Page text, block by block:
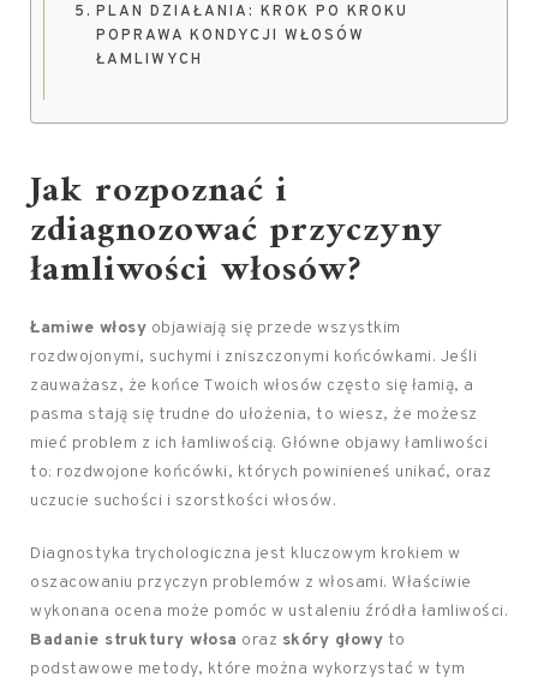
PLAN DZIAŁANIA: KROK PO KROKU
POPRAWA KONDYCJI WŁOSÓW
ŁAMLIWYCH
Jak rozpoznać i
zdiagnozować przyczyny
łamliwości włosów?
Łamiwe włosy objawiają się przede wszystkim
rozdwojonymi, suchymi i zniszczonymi końcówkami. Jeśli
zauważasz, że końce Twoich włosów często się łamią, a
pasma stają się trudne do ułożenia, to wiesz, że możesz
mieć problem z ich łamliwością. Główne objawy łamliwości
to: rozdwojone końcówki, których powinieneś unikać, oraz
uczucie suchości i szorstkości włosów.
Diagnostyka trychologiczna jest kluczowym krokiem w
oszacowaniu przyczyn problemów z włosami. Właściwie
wykonana ocena może pomóc w ustaleniu źródła łamliwości.
Badanie struktury włosa oraz skóry głowy to
podstawowe metody, które można wykorzystać w tym